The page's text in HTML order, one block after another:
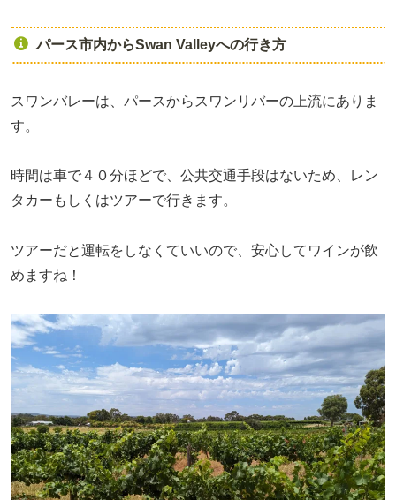
パース市内からSwan Valleyへの行き方
スワンバレーは、パースからスワンリバーの上流にありま
す。
時間は車で４０分ほどで、公共交通手段はないため、レン
タカーもしくはツアーで行きます。
ツアーだと運転をしなくていいので、安心してワインが飲
めますね！